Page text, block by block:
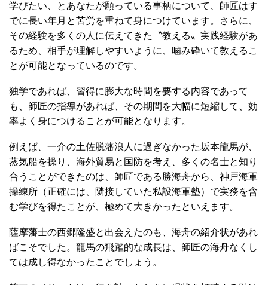
学びたい、とあなたが願っている事柄について、師匠はす
でに長い年月と苦労を重ねて身につけています。さらに、
その経験を多くの人に伝えてきた〝教える〟実践経験があ
るため、相手が理解しやすいように、噛み砕いて教えるこ
とが可能となっているのです。
独学であれば、習得に膨大な時間を要する内容であって
も、師匠の指導があれば、その期間を大幅に短縮して、効
率よく身につけることが可能となります。
例えば、一介の土佐脱藩浪人に過ぎなかった坂本龍馬が、
蒸気船を操り、海外貿易と国防を考え、多くの名士と知り
合うことができたのは、師匠である勝海舟から、神戸海軍
操練所（正確には、隣接していた私設海軍塾）で実務を含
む学びを得たことが、極めて大きかったといえます。
薩摩藩士の西郷隆盛と出会えたのも、海舟の紹介状があれ
ばこそでした。龍馬の飛躍的な成長は、師匠の海舟なくし
ては成し得なかったことでしょう。